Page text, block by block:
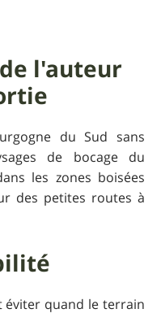
l'auteur
du Sud sans
de bocage du
les zones boisées
des petites routes à
éviter quand le terrain